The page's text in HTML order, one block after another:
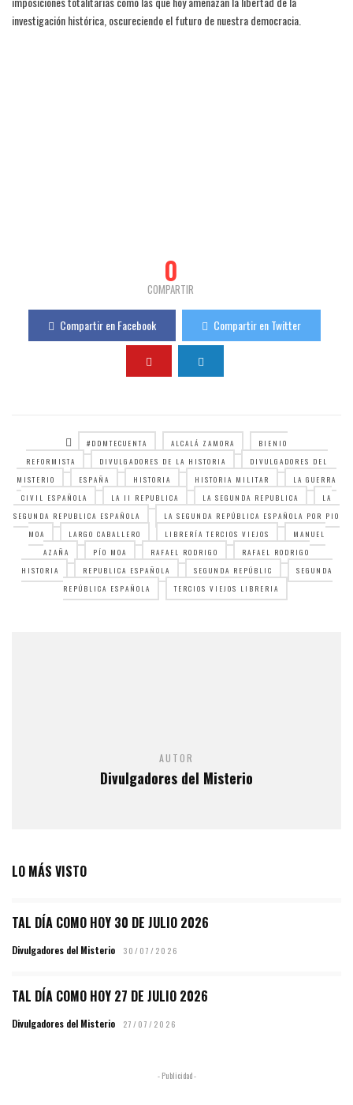
investigación histórica, oscureciendo el futuro de nuestra democracia.
0
COMPARTIR
Compartir en Facebook Compartir en Twitter
#DDMTECUENTA ALCALÁ ZAMORA
BIENIO
REFORMISTA
DIVULGADORES DE LA HISTORIA
DIVULGADORES DEL
MISTERIO
ESPAÑA HISTORIA HISTORIA MILITAR
LA GUERRA
CIVIL ESPAÑOLA
LA II REPUBLICA LA SEGUNDA REPUBLICA
LA
SEGUNDA REPUBLICA ESPAÑOLA
LA SEGUNDA REPÚBLICA ESPAÑOLA POR PIO
MOA
LARGO CABALLERO LIBRERÍA TERCIOS VIEJOS
MANUEL
AZAÑA
PÍO MOA RAFAEL RODRIGO
RAFAEL RODRIGO
HISTORIA
REPUBLICA ESPAÑOLA SEGUNDA REPÚBLIC
SEGUNDA
REPÚBLICA ESPAÑOLA
TERCIOS VIEJOS LIBRERIA
AUTOR
Divulgadores del Misterio
LO MÁS VISTO
TAL DÍA COMO HOY 30 DE JULIO 2026
Divulgadores del Misterio 30/07/2026
TAL DÍA COMO HOY 27 DE JULIO 2026
Divulgadores del Misterio 27/07/2026
- Publicidad -